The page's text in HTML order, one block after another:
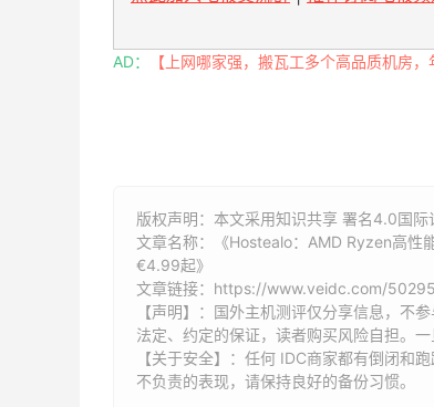
AD： 【上网哪家强，搬瓦工多个高品质机房
版权声明：本文采用知识共享 署名4.0国
文章名称：《Hostealo：AMD Ryzen高性
€4.99起》
文章链接： https://www.veidc.com/
【声明】：国外主机测评仅分享信息，不
法定、约定的保证，读者购买风险自担。
【关于安全】：任何 IDC商家都有倒闭和
不负责的表现，请保持良好的备份习惯。